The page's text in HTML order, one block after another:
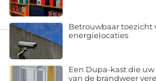
Betrouwbaar toezicht
energielocaties
Een Dupa-kast die
van de brandweer